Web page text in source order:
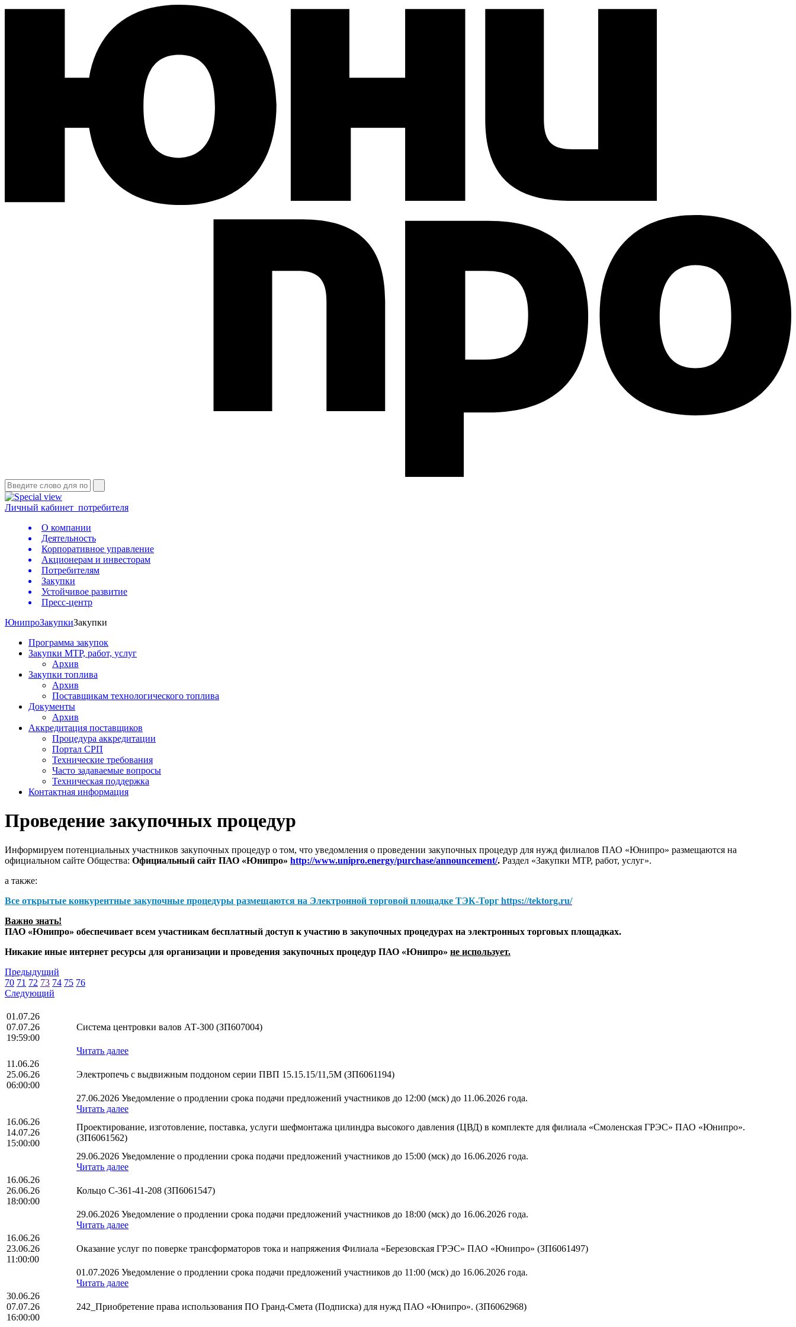
Личный кабинет потребителя
О компании
Деятельность
Корпоративное управление
Акционерам и инвесторам
Потребителям
Закупки
Устойчивое развитие
Пресс-центр
ЮнипроЗакупкиЗакупки
Программа закупок
Закупки МТР, работ, услуг
Архив
Закупки топлива
Архив
Поставщикам технологического топлива
Документы
Архив
Аккредитация поставщиков
Процедура аккредитации
Портал СРП
Технические требования
Часто задаваемые вопросы
Техническая поддержка
Контактная информация
Проведение закупочных процедур
Информируем потенциальных участников закупочных процедур о том, что уведомления о проведении закупочных процедур для нужд филиалов ПАО «Юнипро» размещаются на
официальном сайте Общества: Официальный сайт ПАО «Юнипро» http://www.unipro.energy/purchase/announcement/. Раздел «Закупки МТР, работ, услуг».
а также:
Все открытые конкурентные закупочные процедуры размещаются на Электронной торговой площадке ТЭК-Торг https://tektorg.ru/
Важно знать!
ПАО «Юнипро» обеспечивает всем участникам бесплатный доступ к участию в закупочных процедурах на электронных торговых площадках.
Никакие иные интернет ресурсы для организации и проведения закупочных процедур ПАО «Юнипро» не использует.
Предыдущий
70 71 72 73 74 75 76
Следующий
01.07.26
07.07.26
19:59:00
Система центровки валов АТ-300 (ЗП607004)
Читать далее
11.06.26
25.06.26
06:00:00
Электропечь с выдвижным поддоном серии ПВП 15.15.15/11,5М (ЗП6061194)
27.06.2026 Уведомление о продлении срока подачи предложений участников до 12:00 (мск) до 11.06.2026 года.
Читать далее
16.06.26
14.07.26
15:00:00
Проектирование, изготовление, поставка, услуги шефмонтажа цилиндра высокого давления (ЦВД) в комплекте для филиала «Смоленская ГРЭС» ПАО «Юнипро».
(ЗП6061562)
29.06.2026 Уведомление о продлении срока подачи предложений участников до 15:00 (мск) до 16.06.2026 года.
Читать далее
16.06.26
26.06.26
18:00:00
Кольцо С-361-41-208 (ЗП6061547)
29.06.2026 Уведомление о продлении срока подачи предложений участников до 18:00 (мск) до 16.06.2026 года.
Читать далее
16.06.26
23.06.26
11:00:00
Оказание услуг по поверке трансформаторов тока и напряжения Филиала «Березовская ГРЭС» ПАО «Юнипро» (ЗП6061497)
01.07.2026 Уведомление о продлении срока подачи предложений участников до 11:00 (мск) до 16.06.2026 года.
Читать далее
30.06.26
07.07.26
16:00:00
242_Приобретение права использования ПО Гранд-Смета (Подписка) для нужд ПАО «Юнипро». (ЗП6062968)